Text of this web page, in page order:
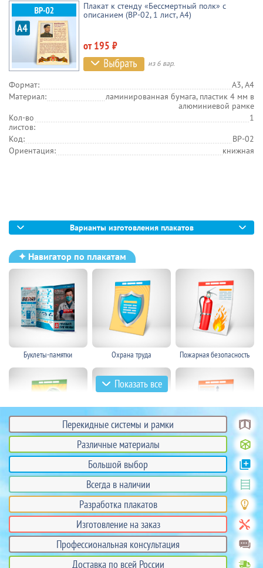
Плакат к стенду «Бессмертный полк» с
описанием (BP-02, 1 лист, А4)
от 195 ₽
из 6 вар.
Формат:
А3, А4
Материал:
ламинированная бумага, пластик 4 мм в
алюминиевой рамке
Кол-во
листов:
1
Код:
BP-02
Ориентация:
книжная
Варианты изготовления плакатов
✦ Навигатор по плакатам
Буклеты-памятки Охрана труда Пожарная безопасность
Гражданская оборона Техника безопасности Электробезопасность
Безопасность на
автотранспорте
Плакаты для
образовательных
Основы безопасности
жизнедеятельности
Показать все
Перекидные системы и рамки
Различные материалы
Большой выбор
Всегда в наличии
Разработка плакатов
Изготовление на заказ
Профессиональная консультация
Доставка по всей России